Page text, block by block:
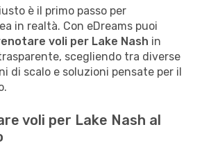
è il primo passo per
in realtà. Con eDreams puoi
voli per Lake Nash in
scegliendo tra diverse
di scalo e soluzioni pensate per il
voli per Lake Nash al